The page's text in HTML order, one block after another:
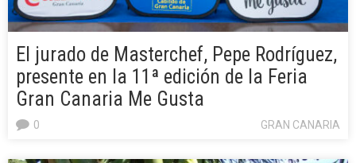
El jurado de Masterchef, Pepe Rodríguez,
presente en la 11ª edición de la Feria
Gran Canaria Me Gusta
GRAN CANARIA
0